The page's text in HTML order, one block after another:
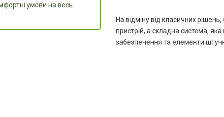
умови на весь
На відміну від класичних рішень,
пристрій, а складна система,
забезпечення та елементи